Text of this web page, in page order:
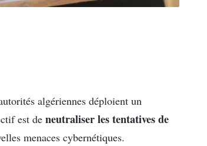
algériennes déploient un
est de neutraliser les tentatives de
menaces cybernétiques.